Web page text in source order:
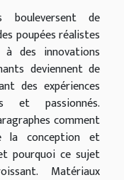
bouleversent de
poupées réalistes
des innovations
deviennent de
des expériences
et passionnés.
comment
la conception et
pourquoi ce sujet
Matériaux